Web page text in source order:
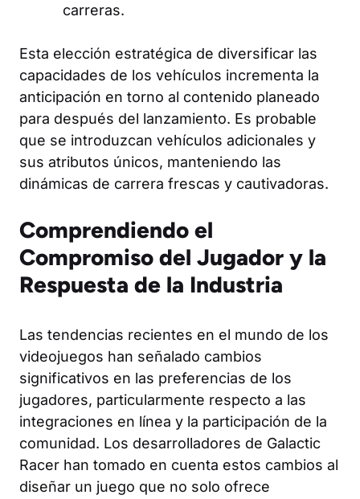
carreras.
Esta elección estratégica de diversificar las
capacidades de los vehículos incrementa la
anticipación en torno al contenido planeado
para después del lanzamiento. Es probable
que se introduzcan vehículos adicionales y
sus atributos únicos, manteniendo las
dinámicas de carrera frescas y cautivadoras.
Comprendiendo el
Compromiso del Jugador y la
Respuesta de la Industria
Las tendencias recientes en el mundo de los
videojuegos han señalado cambios
significativos en las preferencias de los
jugadores, particularmente respecto a las
integraciones en línea y la participación de la
comunidad. Los desarrolladores de Galactic
Racer han tomado en cuenta estos cambios al
diseñar un juego que no solo ofrece